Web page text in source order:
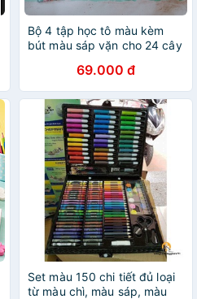
Bộ 4 tập học tô màu kèm
bút màu sáp vặn cho 24 cây
69.000 đ
Set màu 150 chi tiết đủ loại
từ màu chì, màu sáp, màu